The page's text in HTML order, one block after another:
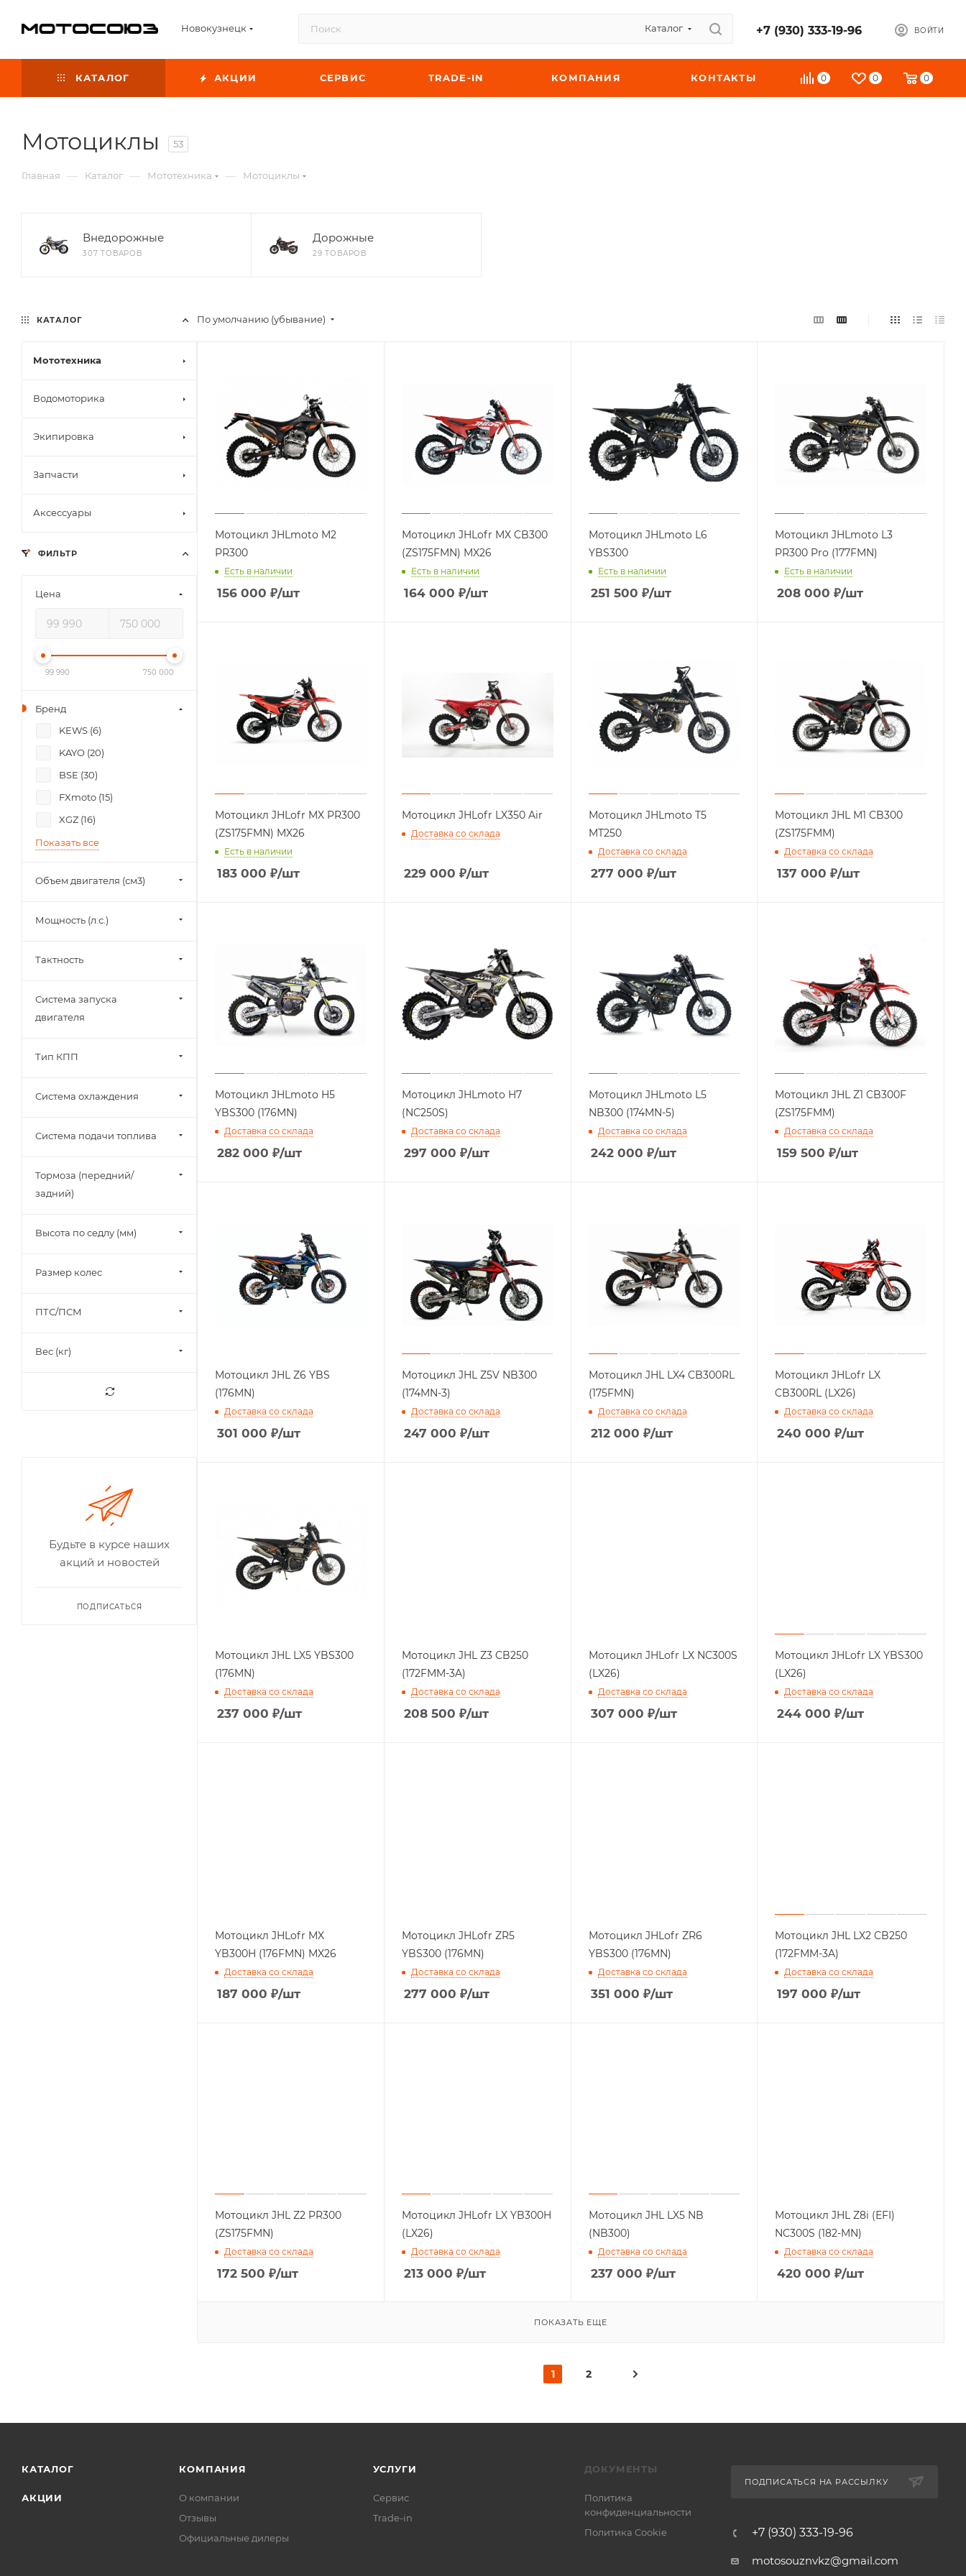
Новокузнецк Каталог +7 (930) 333-19-96 ВОЙТИ
0 0 0
КАТАЛОГ АКЦИИ СЕРВИС TRADE-IN КОМПАНИЯ КОНТАКТЫ
Мотоциклы 53
Главная — Каталог — Мототехника — Мотоциклы
Внедорожные
307 ТОВАРОВ
Дорожные
29 ТОВАРОВ
По умолчанию (убывание)
Мотоцикл JHLmoto M2
PR300
Есть в наличии
156 000 ₽/шт
Мотоцикл JHLofr MX CB300
(ZS175FMN) MX26
Есть в наличии
164 000 ₽/шт
Мотоцикл JHLmoto L6
YBS300
Есть в наличии
251 500 ₽/шт
Мотоцикл JHLmoto L3
PR300 Pro (177FMN)
Есть в наличии
208 000 ₽/шт
Мотоцикл JHLofr MX PR300
(ZS175FMN) MX26
Есть в наличии
183 000 ₽/шт
Мотоцикл JHLofr LX350 Air
Доставка со склада
229 000 ₽/шт
Мотоцикл JHLmoto T5
MT250
Доставка со склада
277 000 ₽/шт
Мотоцикл JHL M1 CB300
(ZS175FMM)
Доставка со склада
137 000 ₽/шт
Мотоцикл JHLmoto H5
YBS300 (176MN)
Доставка со склада
282 000 ₽/шт
Мотоцикл JHLmoto H7
(NC250S)
Доставка со склада
297 000 ₽/шт
Мотоцикл JHLmoto L5
NB300 (174MN-5)
Доставка со склада
242 000 ₽/шт
Мотоцикл JHL Z1 CB300F
(ZS175FMM)
Доставка со склада
159 500 ₽/шт
Мотоцикл JHL Z6 YBS
(176MN)
Доставка со склада
301 000 ₽/шт
Мотоцикл JHL Z5V NB300
(174MN-3)
Доставка со склада
247 000 ₽/шт
Мотоцикл JHL LX4 CB300RL
(175FMN)
Доставка со склада
212 000 ₽/шт
Мотоцикл JHLofr LX
CB300RL (LX26)
Доставка со склада
240 000 ₽/шт
Мотоцикл JHL LX5 YBS300
(176MN)
Доставка со склада
237 000 ₽/шт
Мотоцикл JHL Z3 CB250
(172FMM-3A)
Доставка со склада
208 500 ₽/шт
Мотоцикл JHLofr LX NC300S
(LX26)
Доставка со склада
307 000 ₽/шт
Мотоцикл JHLofr LX YBS300
(LX26)
Доставка со склада
244 000 ₽/шт
Мотоцикл JHLofr MX
YB300H (176FMN) MX26
Доставка со склада
187 000 ₽/шт
Мотоцикл JHLofr ZR5
YBS300 (176MN)
Доставка со склада
277 000 ₽/шт
Мотоцикл JHLofr ZR6
YBS300 (176MN)
Доставка со склада
351 000 ₽/шт
Мотоцикл JHL LX2 CB250
(172FMM-3A)
Доставка со склада
197 000 ₽/шт
Мотоцикл JHL Z2 PR300
(ZS175FMN)
Доставка со склада
172 500 ₽/шт
Мотоцикл JHLofr LX YB300H
(LX26)
Доставка со склада
213 000 ₽/шт
Мотоцикл JHL LX5 NB
(NB300)
Доставка со склада
237 000 ₽/шт
Мотоцикл JHL Z8i (EFI)
NC300S (182-MN)
Доставка со склада
420 000 ₽/шт
ПОКАЗАТЬ ЕЩЕ
1 2
КАТАЛОГ
Мототехника
Водомоторика
Экипировка
Запчасти
Аксессуары
ФИЛЬТР
Цена
99 990 750 000
Бренд
KEWS (6)
KAYO (20)
BSE (30)
FXmoto (15)
XGZ (16)
Показать все
Объем двигателя (см3)
Мощность (л.с.)
Тактность
Система запуска
двигателя
Тип КПП
Система охлаждения
Система подачи топлива
Тормоза (передний/
задний)
Высота по седлу (мм)
Размер колес
ПТС/ПСМ
Вес (кг)
Будьте в курсе наших
акций и новостей
ПОДПИСАТЬСЯ
КАТАЛОГ
АКЦИИ
КОМПАНИЯ
О компании
Отзывы
Официальные дилеры
УСЛУГИ
Сервис
Trade-in
ДОКУМЕНТЫ
Политика
конфиденциальности
Политика Cookie
ПОДПИСАТЬСЯ НА РАССЫЛКУ
+7 (930) 333-19-96
motosouznvkz@gmail.com